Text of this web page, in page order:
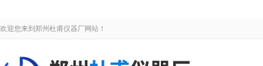
欢迎您来到郑州杜甫仪器厂网站！